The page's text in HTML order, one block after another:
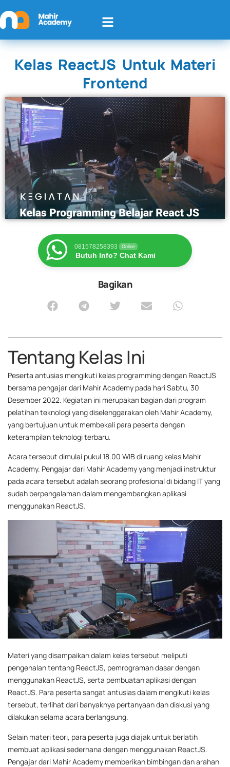
Kelas ReactJS Untuk Materi
Frontend
Bagikan
081578258393 Online
Butuh Info? Chat Kami
Tentang Kelas Ini
Peserta antusias mengikuti kelas programming dengan ReactJS
bersama pengajar dari Mahir Academy pada hari Sabtu, 30
Desember 2022. Kegiatan ini merupakan bagian dari program
pelatihan teknologi yang diselenggarakan oleh Mahir Academy,
yang bertujuan untuk membekali para peserta dengan
keterampilan teknologi terbaru.
Acara tersebut dimulai pukul 18.00 WIB di ruang kelas Mahir
Academy. Pengajar dari Mahir Academy yang menjadi instruktur
pada acara tersebut adalah seorang profesional di bidang IT yang
sudah berpengalaman dalam mengembangkan aplikasi
menggunakan ReactJS.
Materi yang disampaikan dalam kelas tersebut meliputi
pengenalan tentang ReactJS, pemrograman dasar dengan
menggunakan ReactJS, serta pembuatan aplikasi dengan
ReactJS. Para peserta sangat antusias dalam mengikuti kelas
tersebut, terlihat dari banyaknya pertanyaan dan diskusi yang
dilakukan selama acara berlangsung.
Selain materi teori, para peserta juga diajak untuk berlatih
membuat aplikasi sederhana dengan menggunakan ReactJS.
Pengajar dari Mahir Academy memberikan bimbingan dan arahan